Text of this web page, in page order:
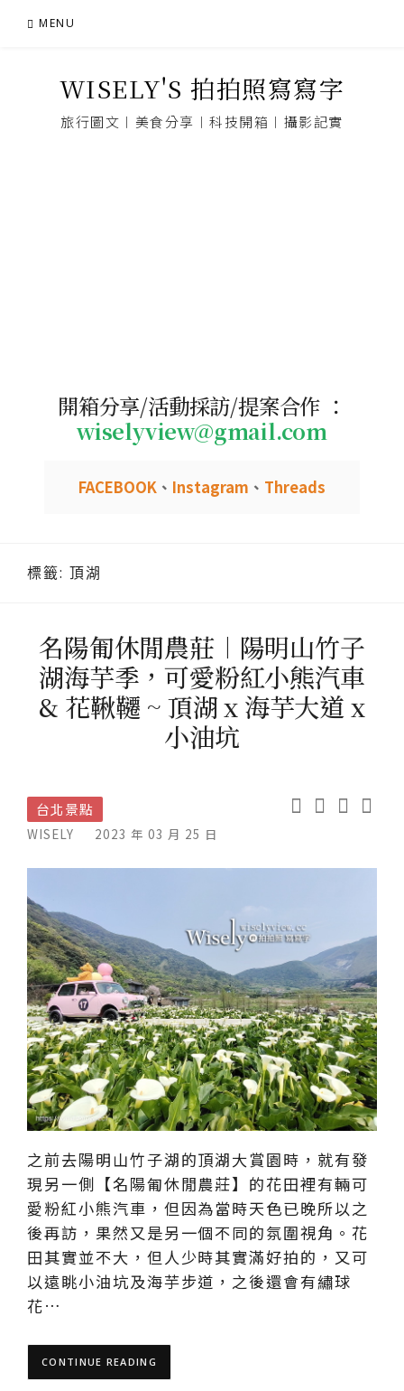
MENU
WISELY'S 拍拍照寫寫字
旅行圖文︱美食分享︱科技開箱︱攝影記實
開箱分享/活動採訪/提案合作 ：
wiselyview@gmail.com
FACEBOOK 、 Instagram 、 Threads
標籤: 頂湖
名陽匍休閒農莊︱陽明山竹子
湖海芋季，可愛粉紅小熊汽車
& 花鞦韆 ~ 頂湖 x 海芋大道 x
小油坑
台北景點
WISELY 2023 年 03 月 25 日
之前去陽明山竹子湖的頂湖大賞園時，就有發
現另一側【名陽匍休閒農莊】的花田裡有輛可
愛粉紅小熊汽車，但因為當時天色已晚所以之
後再訪，果然又是另一個不同的氛圍視角。花
田其實並不大，但人少時其實滿好拍的，又可
以遠眺小油坑及海芋步道，之後還會有繡球
花…
CONTINUE READING